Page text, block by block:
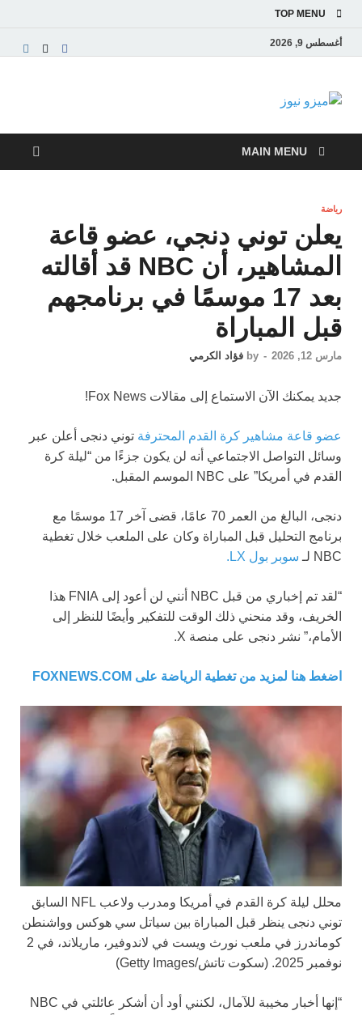
TOP MENU
أغسطس 9, 2026
ميزو نيوز
والاقتصادية
MAIN MENU
رياضة
يعلن توني دنجي، عضو قاعة
المشاهير، أن NBC قد أقالته
بعد 17 موسمًا في برنامجهم
قبل المباراة
مارس 12, 2026 -
by فؤاد الكرمي
جديد يمكنك الآن الاستماع إلى مقالات Fox News!
عضو قاعة مشاهير كرة القدم المحترفة توني دنجى أعلن عبر
وسائل التواصل الاجتماعي أنه لن يكون جزءًا من “ليلة كرة
القدم في أمريكا” على NBC الموسم المقبل.
دنجى، البالغ من العمر 70 عامًا، قضى آخر 17 موسمًا مع
برنامج التحليل قبل المباراة وكان على الملعب خلال تغطية
NBC لـ
سوبر بول LX.
“لقد تم إخباري من قبل NBC أنني لن أعود إلى FNIA هذا
الخريف، وقد منحني ذلك الوقت للتفكير وأيضًا للنظر إلى
الأمام،” نشر دنجى على منصة X.
اضغط هنا لمزيد من تغطية الرياضة على FOXNEWS.COM
محلل ليلة كرة القدم في أمريكا ومدرب ولاعب NFL السابق
توني دنجى ينظر قبل المباراة بين سياتل سي هوكس وواشنطن
كوماندرز في ملعب نورث ويست في لاندوفير، ماريلاند، في 2
نوفمبر 2025.
(سكوت تاتش/Getty Images)
“إنها أخبار مخيبة للآمال، لكنني أود أن أشكر عائلتي في NBC